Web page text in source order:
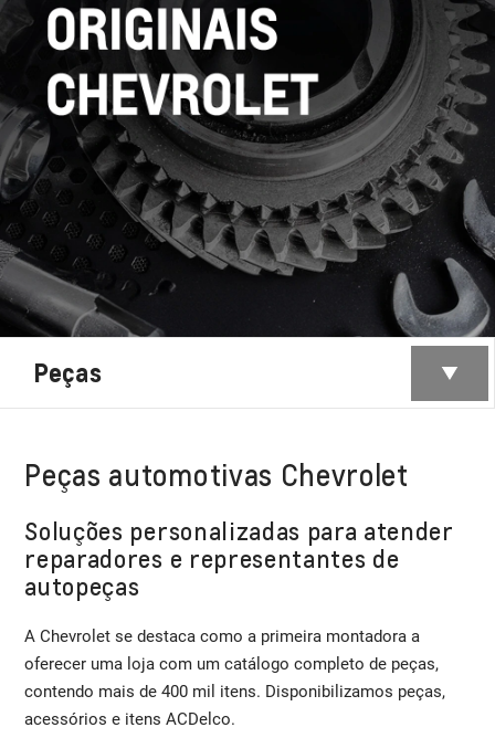
Peças
Peças automotivas Chevrolet
Soluções personalizadas para atender
reparadores e representantes de
autopeças
A Chevrolet se destaca como a primeira montadora a
oferecer uma loja com um catálogo completo de peças,
contendo mais de 400 mil itens. Disponibilizamos peças,
acessórios e itens ACDelco.